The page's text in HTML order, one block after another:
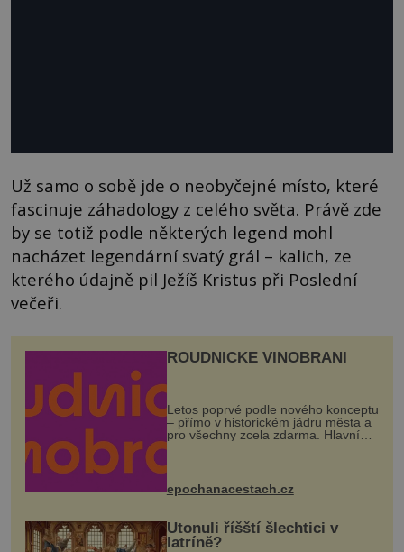
Už samo o sobě jde o neobyčejné místo, které
fascinuje záhadology z celého světa. Právě zde
by se totiž podle některých legend mohl
nacházet legendární svatý grál – kalich, ze
kterého údajně pil Ježíš Kristus při Poslední
večeři.
ROUDNICKÉ VINOBRANÍ
Letos poprvé podle nového konceptu
– přímo v historickém jádru města a
pro všechny zcela zdarma. Hlavní
program se odehraje na Karlově a
mohou těšit na víno, burčák, pes...
epochanacestach.cz
Utonuli říšští šlechtici v
latríně?